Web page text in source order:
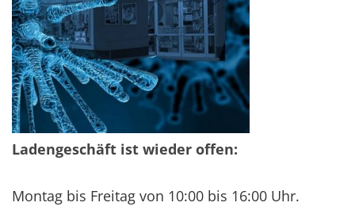
Ladengeschäft ist wieder offen:
Montag bis Freitag von 10:00 bis 16:00 Uhr.